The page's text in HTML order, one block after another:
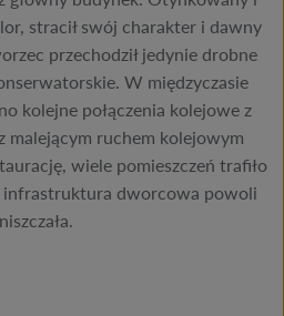
stracił swój charakter i dawny
przechodził jedynie drobne
W międzyczasie
kolejne połączenia kolejowe z
malejącym ruchem kolejowym
wiele pomieszczeń trafiło
infrastruktura dworcowa powoli
niszczała.